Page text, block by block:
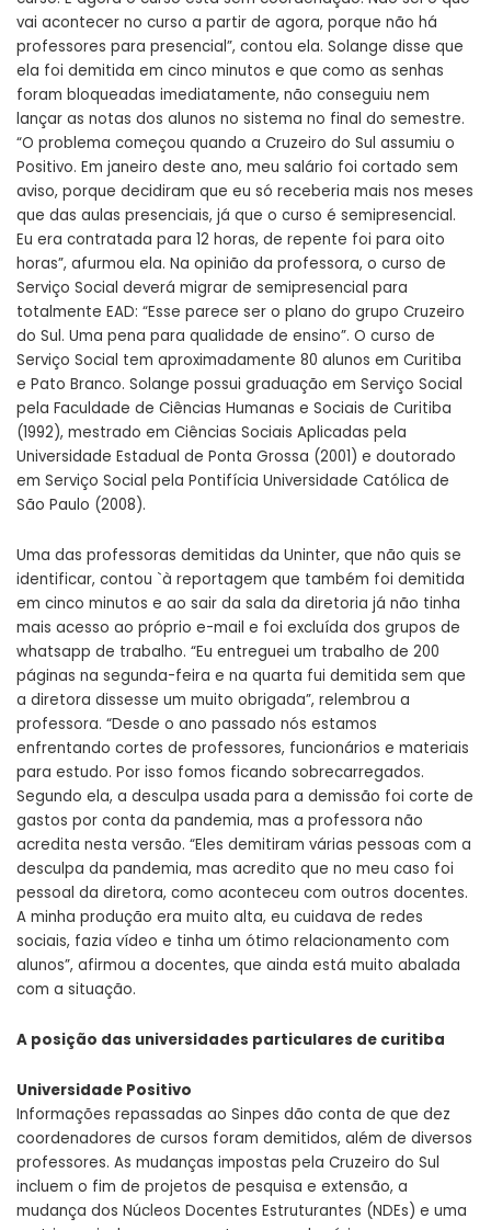
vai acontecer no curso a partir de agora, porque não há
professores para presencial”, contou ela. Solange disse que
ela foi demitida em cinco minutos e que como as senhas
foram bloqueadas imediatamente, não conseguiu nem
lançar as notas dos alunos no sistema no final do semestre.
“O problema começou quando a Cruzeiro do Sul assumiu o
Positivo. Em janeiro deste ano, meu salário foi cortado sem
aviso, porque decidiram que eu só receberia mais nos meses
que das aulas presenciais, já que o curso é semipresencial.
Eu era contratada para 12 horas, de repente foi para oito
horas”, afurmou ela. Na opinião da professora, o curso de
Serviço Social deverá migrar de semipresencial para
totalmente EAD: “Esse parece ser o plano do grupo Cruzeiro
do Sul. Uma pena para qualidade de ensino”. O curso de
Serviço Social tem aproximadamente 80 alunos em Curitiba
e Pato Branco. Solange possui graduação em Serviço Social
pela Faculdade de Ciências Humanas e Sociais de Curitiba
(1992), mestrado em Ciências Sociais Aplicadas pela
Universidade Estadual de Ponta Grossa (2001) e doutorado
em Serviço Social pela Pontifícia Universidade Católica de
São Paulo (2008).
Uma das professoras demitidas da Uninter, que não quis se
identificar, contou `à reportagem que também foi demitida
em cinco minutos e ao sair da sala da diretoria já não tinha
mais acesso ao próprio e-mail e foi excluída dos grupos de
whatsapp de trabalho. “Eu entreguei um trabalho de 200
páginas na segunda-feira e na quarta fui demitida sem que
a diretora dissesse um muito obrigada”, relembrou a
professora. “Desde o ano passado nós estamos
enfrentando cortes de professores, funcionários e materiais
para estudo. Por isso fomos ficando sobrecarregados.
Segundo ela, a desculpa usada para a demissão foi corte de
gastos por conta da pandemia, mas a professora não
acredita nesta versão. “Eles demitiram várias pessoas com a
desculpa da pandemia, mas acredito que no meu caso foi
pessoal da diretora, como aconteceu com outros docentes.
A minha produção era muito alta, eu cuidava de redes
sociais, fazia vídeo e tinha um ótimo relacionamento com
alunos”, afirmou a docentes, que ainda está muito abalada
com a situação.
A posição das universidades particulares de curitiba
Universidade Positivo
Informações repassadas ao Sinpes dão conta de que dez
coordenadores de cursos foram demitidos, além de diversos
professores. As mudanças impostas pela Cruzeiro do Sul
incluem o fim de projetos de pesquisa e extensão, a
mudança dos Núcleos Docentes Estruturantes (NDEs) e uma